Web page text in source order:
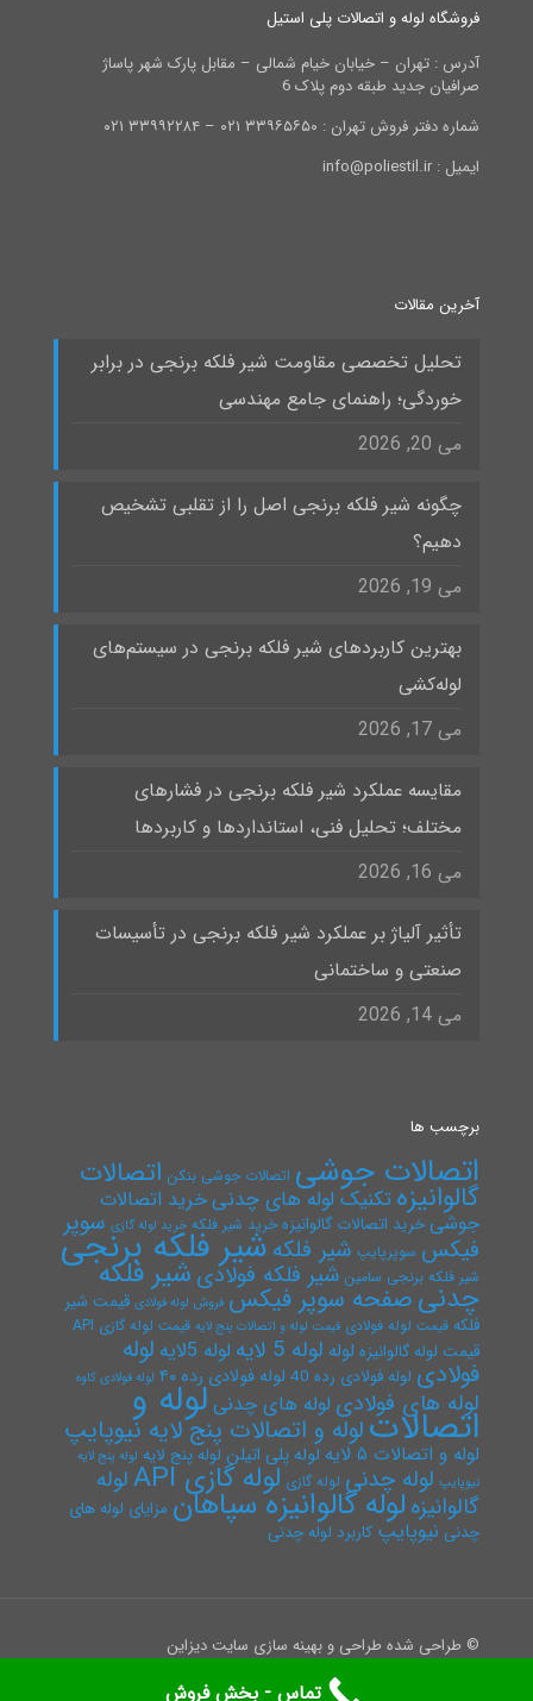
فروشگاه لوله و اتصالات پلی استیل
آدرس : تهران – خیابان خیام شمالی – مقابل پارک شهر پاساژ
صرافیان جدید طبقه دوم پلاک 6
شماره دفتر فروش تهران : ۳۳۹۶۵۶۵۰ ۰۲۱ – ۳۳۹۹۲۲۸۴ ۰۲۱
ایمیل : info@poliestil.ir
آخرین مقالات
تحلیل تخصصی مقاومت شیر فلکه برنجی در برابر
خوردگی؛ راهنمای جامع مهندسی
می 20, 2026
چگونه شیر فلکه برنجی اصل را از تقلبی تشخیص
دهیم؟
می 19, 2026
بهترین کاربردهای شیر فلکه برنجی در سیستم‌های
لوله‌کشی
می 17, 2026
مقایسه عملکرد شیر فلکه برنجی در فشارهای
مختلف؛ تحلیل فنی، استانداردها و کاربردها
می 16, 2026
تأثیر آلیاژ بر عملکرد شیر فلکه برنجی در تأسیسات
صنعتی و ساختمانی
می 14, 2026
برچسب ها
اتصالات جوشی اتصالات جوشی بنکن اتصالات
گالوانیزهتکنیک لوله های چدنیخرید اتصالات
جوشیخرید اتصالات گالوانیزه خرید شیر فلکه خرید لوله گازی سوپر
فیکس سوپرپایپ شیر فلکه شیر فلکه برنجی
شیر فلکه برنجی سامین شیر فلکه فولادی شیر فلکه
چدنیصفحه سوپر فیکس فروش لوله فولادی قیمت شیر
فلکه قیمت لوله فولادی قیمت لوله و اتصالات پنج لایه قیمت لوله گازی API
قیمت لوله گالوانیزه لوله لوله 5 لایه لوله 5لایه لوله
فولادی لوله فولادی رده 40 لوله فولادی رده ۴۰ لوله فولادی کاوه
لوله های فولادی لوله های چدنی لوله و اتصالاتلوله و اتصالات پنج لایه نیوپایپ
لوله و اتصالات ۵ لایه لوله پلی اتیلن لوله پنج لایه لوله پنج لایه
نیوپایپ لوله چدنی لوله گازی لوله گازی API لوله
گالوانیزه لوله گالوانیزه سپاهان مزایای لوله های
چدنی نیوپایپ کاربرد لوله چدنی
© طراحی شده طراحی و بهینه سازی سایت دیزاین
تماس - بخش فروش